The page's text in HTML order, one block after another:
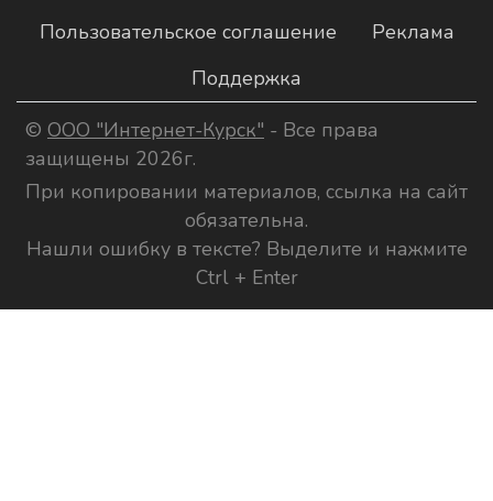
Пользовательское соглашение
Реклама
Поддержка
© ООО "Интернет-Курск" - Все права
защищены 2026г.
При копировании материалов, ссылка на сайт
обязательна.
Нашли ошибку в тексте? Выделите и нажмите
Ctrl + Enter